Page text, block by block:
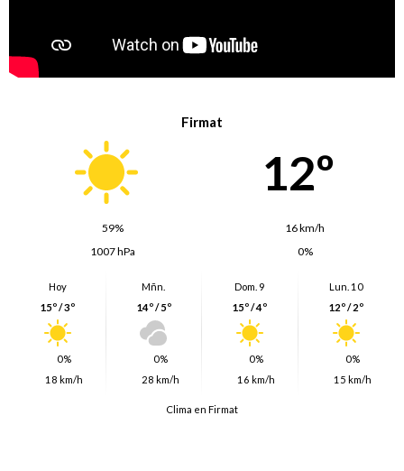
Firmat
12º
59%
16 km/h
1007 hPa
0%
Hoy
15º / 3º
0%
18 km/h
Mñn.
14º / 5º
0%
28 km/h
Dom. 9
15º / 4º
0%
16 km/h
Lun. 10
12º / 2º
0%
15 km/h
Clima en Firmat